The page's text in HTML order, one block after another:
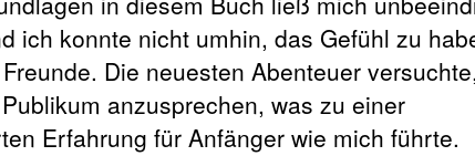
ich konnte nicht umhin, das Gefühl zu
Die neuesten Abenteuer
anzusprechen, was zu einer
Erfahrung für Anfänger wie mich führte.